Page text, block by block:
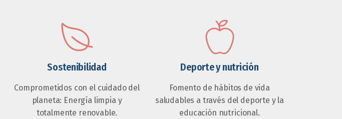
Sostenibilidad
Comprometidos con el cuidado del
planeta: Energía limpia y
totalmente renovable.
Deporte y nutrición
Fomento de hábitos de vida
saludables a través del deporte y la
educación nutricional.